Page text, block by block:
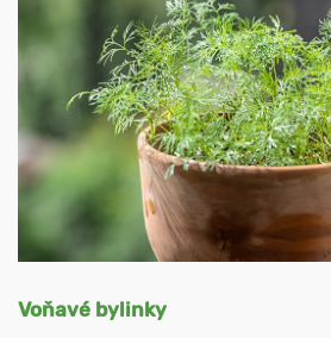
Voňavé bylinky